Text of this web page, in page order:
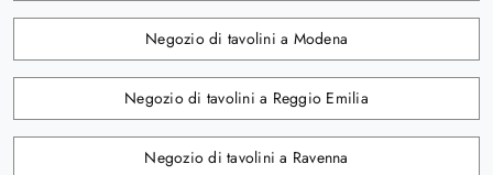
Negozio di tavolini a Modena
Negozio di tavolini a Reggio Emilia
Negozio di tavolini a Ravenna